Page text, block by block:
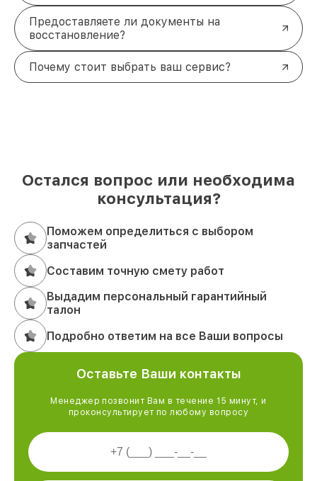
Предоставляете ли документы на
восстановление?
Почему стоит выбрать ваш сервис?
Остался вопрос или необходима
консультация?
Поможем определиться с выбором
запчастей
Составим точную смету работ
Выдадим персональный гарантийный
талон
Подробно ответим на все Ваши вопросы
Оставьте Ваши контакты
Менеджер позвонит Вам в течение 15 минут, и
проконсультирует по любому вопросу